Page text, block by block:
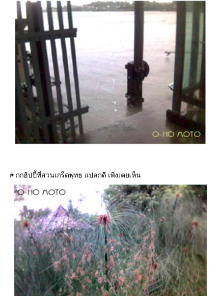
# กกฮิปปี้ที่สวนเกร็ดพุทธ แปลกดี เพิ่งเคยเห็น